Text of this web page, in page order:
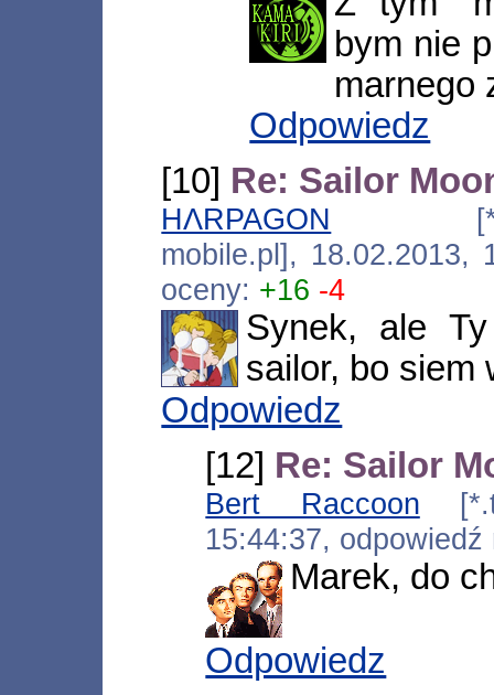
bym nie
marnego
Odpowiedz
[10] Re: Sailor
HΛRPAGON
mobile.pl],
oceny: +16 -4
Synek, ale
sailor, bo siem
Odpowiedz
[12] Re: Sailor
Bert Raccoon
15:44:37,
Marek, do
Odpowiedz